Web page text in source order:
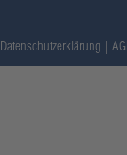
Datenschutzerklärung